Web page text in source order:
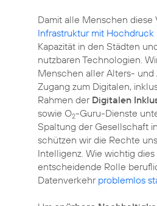
Damit alle Menschen diese
Infrastruktur mit Hochdruck
Kapazität in den Städten
nutzbaren Technologien.
Menschen aller Alters-
Zugang zum Digitalen,
Rahmen der Digitalen
sowie O2-Guru-Dienste
Spaltung der Gesellschaft
schützen wir die Rechte
Intelligenz. Wie wichtig
entscheidende Rolle
Datenverkehr problemlos